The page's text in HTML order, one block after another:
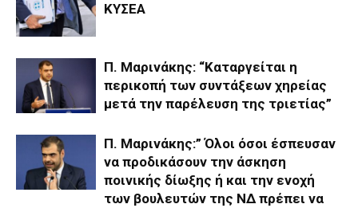
ΚΥΣΕΑ
Π. Μαρινάκης: “Καταργείται η
περικοπή των συντάξεων χηρείας
μετά την παρέλευση της τριετίας”
Π. Μαρινάκης:” Όλοι όσοι έσπευσαν
να προδικάσουν την άσκηση
ποινικής δίωξης ή και την ενοχή
των βουλευτών της ΝΔ πρέπει να